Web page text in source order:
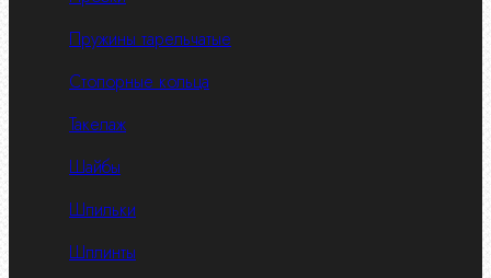
Пружины тарельчатые
Стопорные кольца
Такелаж
Шайбы
Шпильки
Шплинты